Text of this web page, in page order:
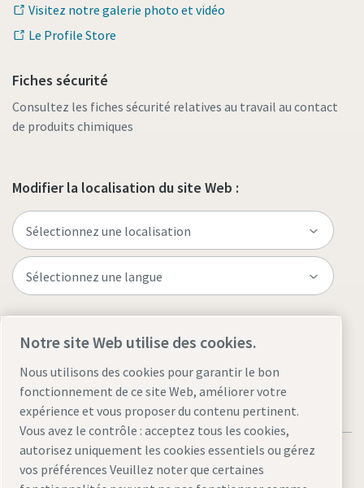
Visitez notre galerie photo et vidéo
Le Profile Store
Fiches sécurité
Consultez les fiches sécurité relatives au travail au contact
de produits chimiques
Modifier la localisation du site Web :
Notre site Web utilise des cookies.
Nous utilisons des cookies pour garantir le bon
fonctionnement de ce site Web, améliorer votre
expérience et vous proposer du contenu pertinent.
Vous avez le contrôle : acceptez tous les cookies,
autorisez uniquement les cookies essentiels ou gérez
vos préférences Veuillez noter que certaines